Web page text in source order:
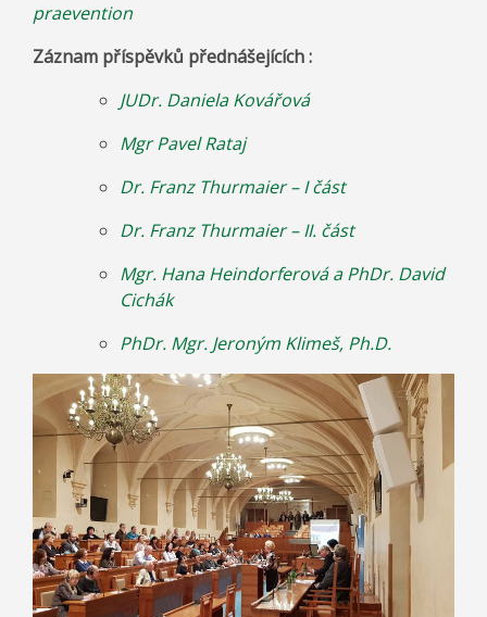
praevention
Záznam příspěvků přednášejících :
JUDr. Daniela Kovářová
Mgr Pavel Rataj
Dr. Franz Thurmaier – I část
Dr. Franz Thurmaier – II. část
Mgr. Hana Heindorferová a PhDr. David
Cichák
PhDr. Mgr. Jeroným Klimeš, Ph.D.